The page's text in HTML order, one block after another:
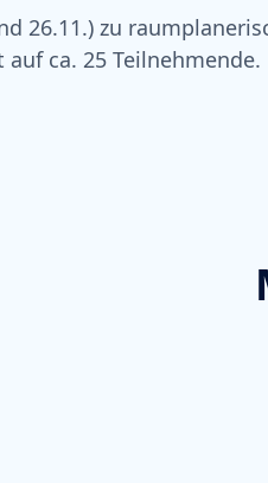
26.11.) zu
ca. 25 Teilnehmende.